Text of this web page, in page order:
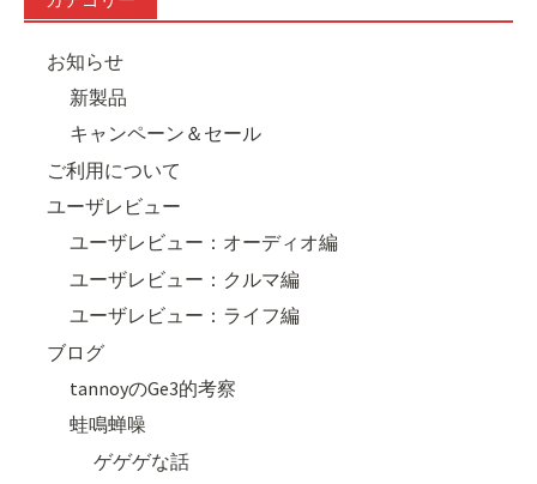
お知らせ
新製品
キャンペーン＆セール
ご利用について
ユーザレビュー
ユーザレビュー：オーディオ編
ユーザレビュー：クルマ編
ユーザレビュー：ライフ編
ブログ
tannoyのGe3的考察
蛙鳴蝉噪
ゲゲゲな話